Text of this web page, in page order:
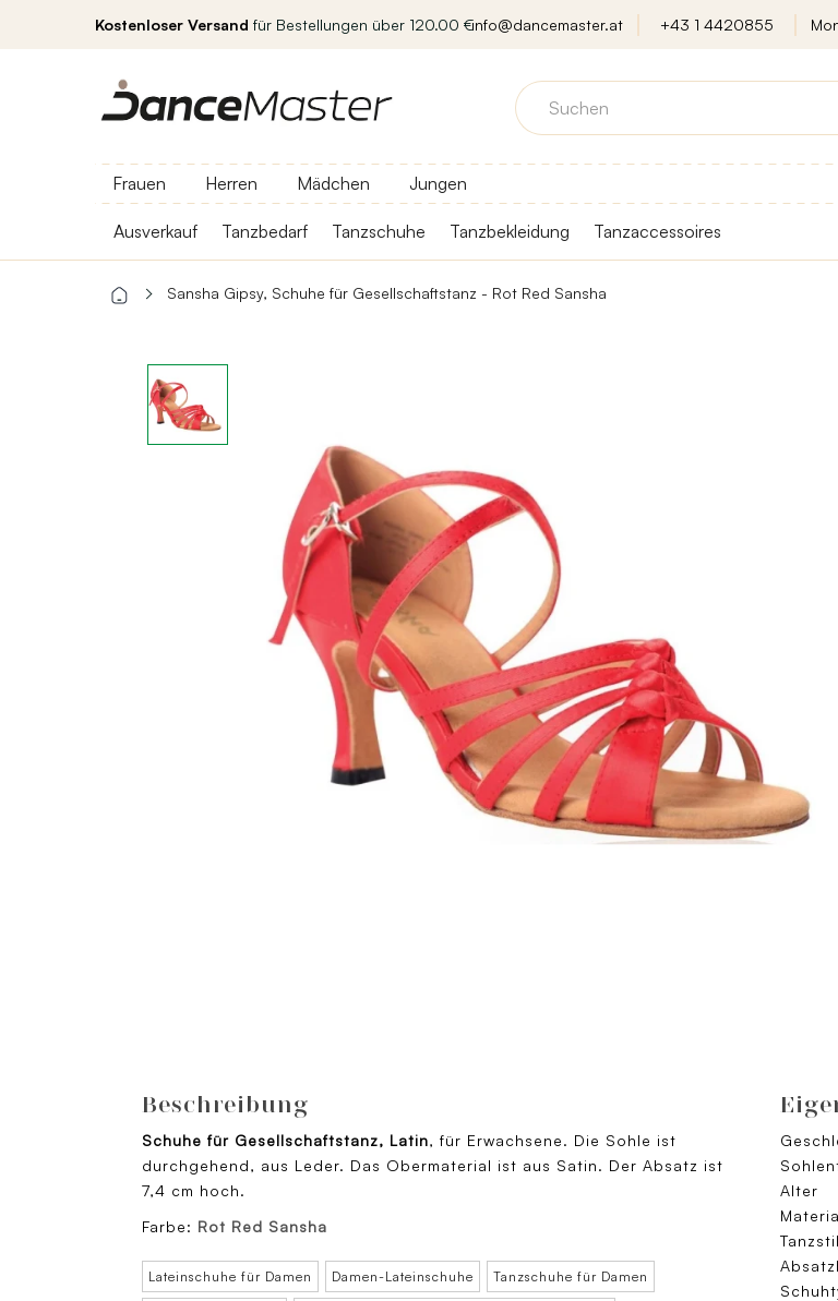
Kostenloser Versand für Bestellungen über 120.00 €info@dancemaster.at +43 1 4420855
Frauen Herren Mädchen Jungen
Ausverkauf Tanzbedarf Tanzschuhe Tanzbekleidung Tanzaccessoires
Sansha Gipsy, Schuhe für Gesellschaftstanz - Rot Red Sansha
Beschreibung
Schuhe für Gesellschaftstanz, Latin, für Erwachsene. Die Sohle ist
durchgehend, aus Leder. Das Obermaterial ist aus Satin. Der Absatz ist
7,4 cm hoch.
Farbe: Rot Red Sansha
Lateinschuhe für Damen Damen-Lateinschuhe Tanzschuhe für Damen
Alter
Tanzstil